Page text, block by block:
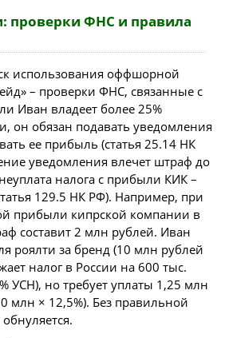
проверки ФНС и правила
использования оффшорной
– проверки ФНС, связанные с
Иван владеет более 25%
он обязан подавать уведомления
ее прибыль (статья 25.14 НК
уведомления влечет штраф до
налога с прибыли КИК –
129.5 НК РФ). Например, при
прибыли кипрской компании в
составит 2 млн рублей. Иван
роялти за бренд (10 млн рублей
налог в России на 600 тыс.
УСН), но требует уплаты 1,25 млн
млн × 12,5%). Без правильной